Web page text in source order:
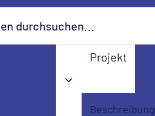
Projekt
Beschreibung